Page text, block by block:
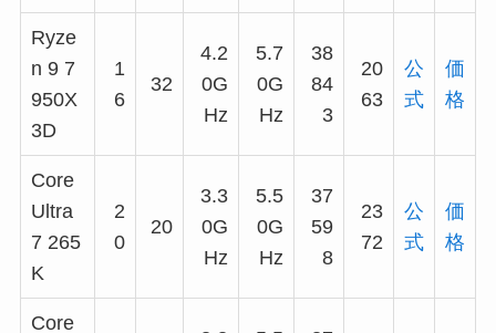
Ryze
n 9 7
950X
3D
1
6
32
4.2
0G
Hz
5.7
0G
Hz
38
84
3
20
63
公
式
価
格
Core
Ultra
7 265
K
2
0
20
3.3
0G
Hz
5.5
0G
Hz
37
59
8
23
72
公
式
価
格
Core